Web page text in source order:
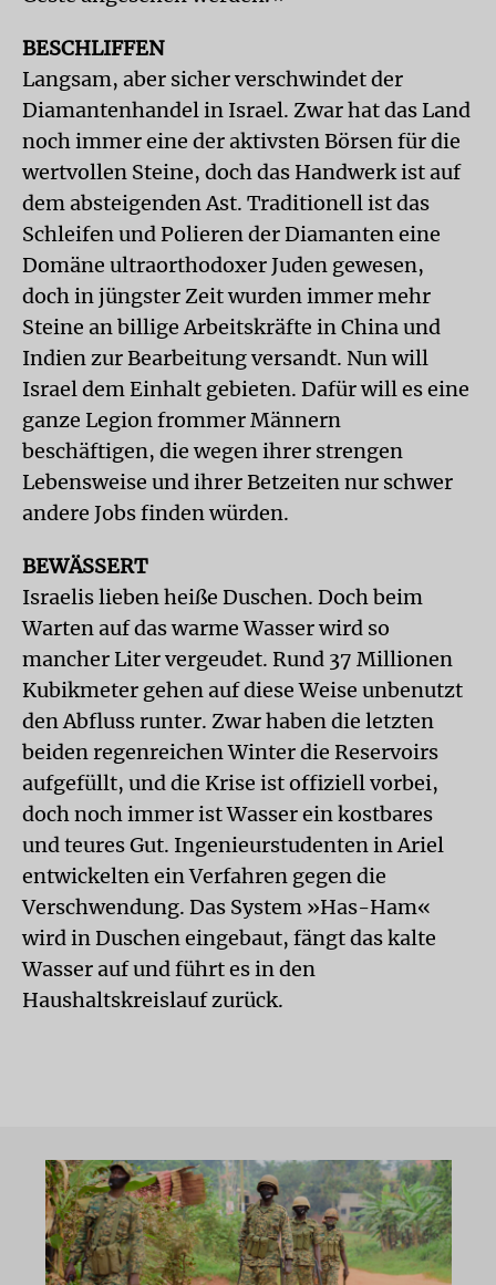
BESCHLIFFEN
Langsam, aber sicher verschwindet der
Diamantenhandel in Israel. Zwar hat das Land
noch immer eine der aktivsten Börsen für die
wertvollen Steine, doch das Handwerk ist auf
dem absteigenden Ast. Traditionell ist das
Schleifen und Polieren der Diamanten eine
Domäne ultraorthodoxer Juden gewesen,
doch in jüngster Zeit wurden immer mehr
Steine an billige Arbeitskräfte in China und
Indien zur Bearbeitung versandt. Nun will
Israel dem Einhalt gebieten. Dafür will es eine
ganze Legion frommer Männern
beschäftigen, die wegen ihrer strengen
Lebensweise und ihrer Betzeiten nur schwer
andere Jobs finden würden.
BEWÄSSERT
Israelis lieben heiße Duschen. Doch beim
Warten auf das warme Wasser wird so
mancher Liter vergeudet. Rund 37 Millionen
Kubikmeter gehen auf diese Weise unbenutzt
den Abfluss runter. Zwar haben die letzten
beiden regenreichen Winter die Reservoirs
aufgefüllt, und die Krise ist offiziell vorbei,
doch noch immer ist Wasser ein kostbares
und teures Gut. Ingenieurstudenten in Ariel
entwickelten ein Verfahren gegen die
Verschwendung. Das System »Has-Ham«
wird in Duschen eingebaut, fängt das kalte
Wasser auf und führt es in den
Haushaltskreislauf zurück.